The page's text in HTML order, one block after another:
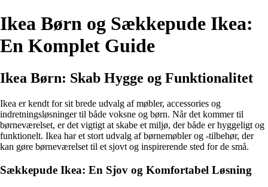
Ikea Børn og Sækkepude Ikea:
En Komplet Guide
Ikea Børn: Skab Hygge og Funktionalitet
Ikea er kendt for sit brede udvalg af møbler, accessories og
indretningsløsninger til både voksne og børn. Når det kommer til
børneværelset, er det vigtigt at skabe et miljø, der både er hyggeligt og
funktionelt. Ikea har et stort udvalg af børnemøbler og -tilbehør, der
kan gøre børneværelset til et sjovt og inspirerende sted for de små.
Sækkepude Ikea: En Sjov og Komfortabel Løsning